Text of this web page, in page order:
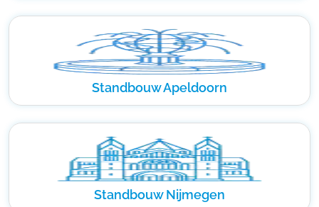
Standbouw Apeldoorn
Standbouw Nijmegen